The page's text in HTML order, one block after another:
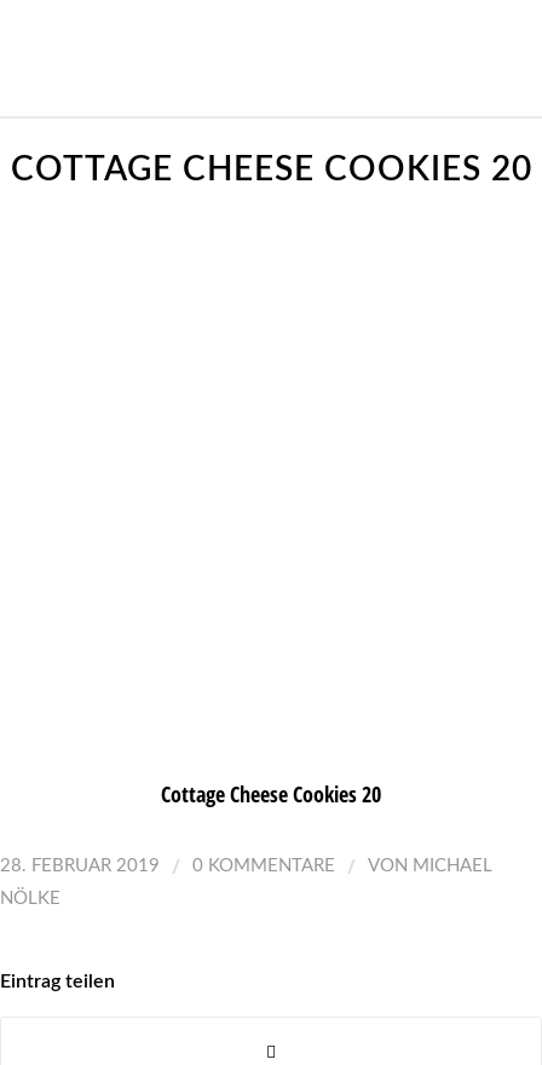
COTTAGE CHEESE COOKIES 20
Cottage Cheese Cookies 20
28. FEBRUAR 2019 / 0 KOMMENTARE / VON MICHAEL
NÖLKE
Eintrag teilen